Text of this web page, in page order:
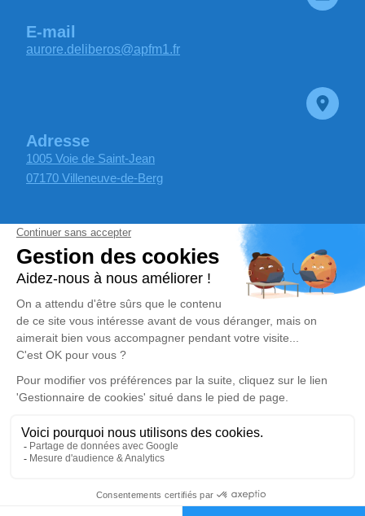
E-mail
aurore.deliberos@apfm1.fr
Adresse
1005 Voie de Saint-Jean
07170 Villeneuve-de-Berg
Politique relative aux cookies
Politique de confidentialité
Mentions légales
Facebook
Instagram
YouTube